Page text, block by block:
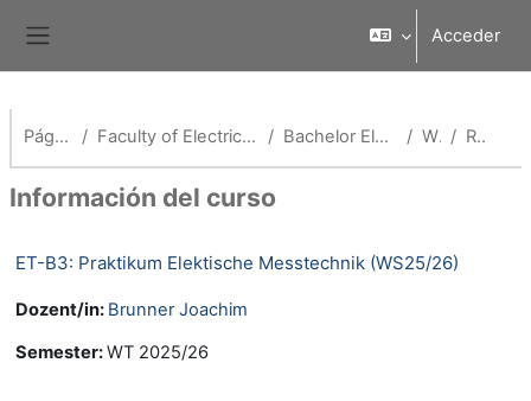
Acceder
Página Principal Faculty of Electrical Engineering and Media Technology Bachelor Elektro- & Informationstechnik WS25/26 Resumen
Información del curso
ET-B3: Praktikum Elektische Messtechnik (WS25/26)
Dozent/in: Brunner Joachim
Semester:WT 2025/26